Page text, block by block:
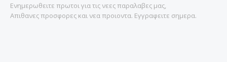
Ενημερωθειτε πρωτοι για τις νεες παραλαβες μας,
Απιθανες προσφορες και νεα προιοντα. Εγγραφειτε σημερα.